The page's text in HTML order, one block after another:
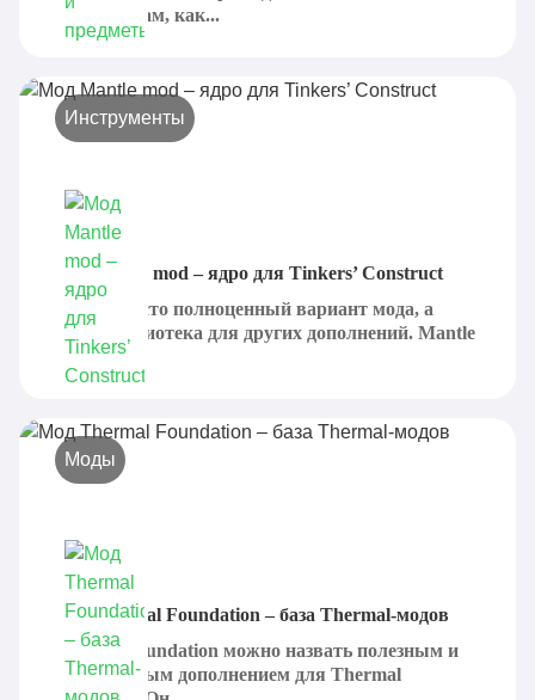
лейтмотивам, как...
Инструменты
Мод Mantle mod – ядро для Tinkers’ Construct
Это не просто полноценный вариант мода, а
целая библиотека для других дополнений. Mantle
Mod...
Моды
Мод Thermal Foundation – база Thermal‐модов
Thermal Foundation можно назвать полезным и
эффективным дополнением для Thermal